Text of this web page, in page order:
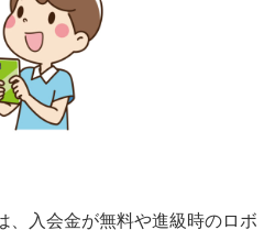
、入会金が無料や進級時のロボ